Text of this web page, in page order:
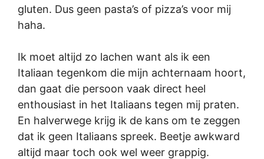
gluten. Dus geen pasta’s of pizza’s voor mij
haha.
Ik moet altijd zo lachen want als ik een
Italiaan tegenkom die mijn achternaam hoort,
dan gaat die persoon vaak direct heel
enthousiast in het Italiaans tegen mij praten.
En halverwege krijg ik de kans om te zeggen
dat ik geen Italiaans spreek. Beetje awkward
altijd maar toch ook wel weer grappig.